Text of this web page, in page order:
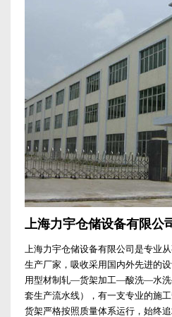
上海力宇仓储设备有限公
上海力宇仓储设备有限公司是专业
生产厂家，吸收采用国内外先进的
用型材制轧—货架加工—酸洗—水
套生产流水线），有一支专业的施
货架严格按照质量体系运行，始终